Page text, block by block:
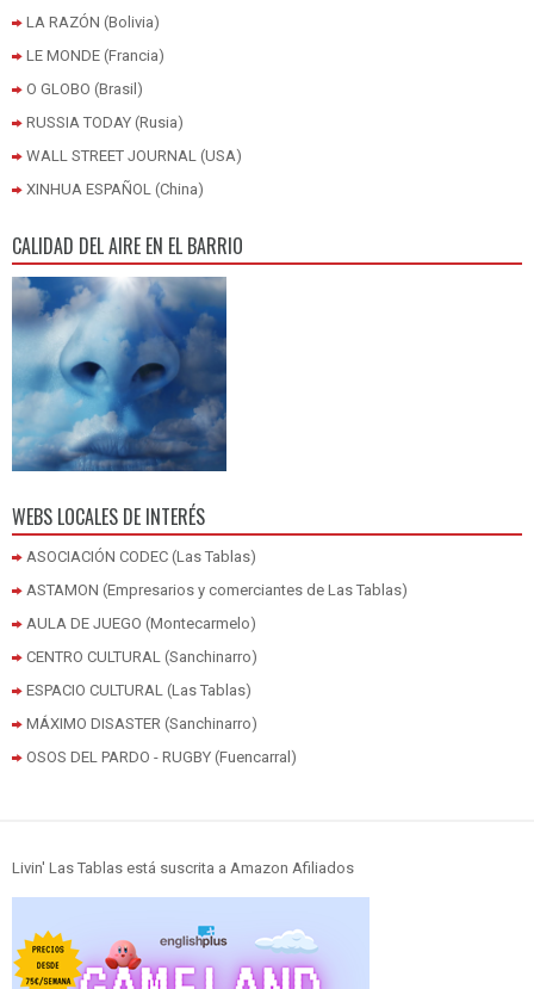
LA RAZÓN (Bolivia)
LE MONDE (Francia)
O GLOBO (Brasil)
RUSSIA TODAY (Rusia)
WALL STREET JOURNAL (USA)
XINHUA ESPAÑOL (China)
CALIDAD DEL AIRE EN EL BARRIO
WEBS LOCALES DE INTERÉS
ASOCIACIÓN CODEC (Las Tablas)
ASTAMON (Empresarios y comerciantes de Las Tablas)
AULA DE JUEGO (Montecarmelo)
CENTRO CULTURAL (Sanchinarro)
ESPACIO CULTURAL (Las Tablas)
MÁXIMO DISASTER (Sanchinarro)
OSOS DEL PARDO - RUGBY (Fuencarral)
Livin' Las Tablas está suscrita a Amazon Afiliados